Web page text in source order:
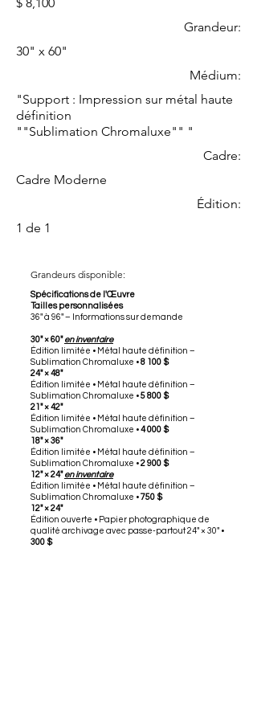
Grandeur:
30" x 60"
Médium:
"Support : Impression sur métal haute
définition
""Sublimation Chromaluxe"" "
Cadre:
Cadre Moderne
Édition:
1 de 1
Grandeurs disponible:
Spécifications de l'Œuvre
Tailles personnalisées
36" à 96" – Informations sur demande
30" × 60"en inventaire
Édition limitée • Métal haute définition –
Sublimation Chromaluxe •8 100 $
24" × 48"
Édition limitée • Métal haute définition –
Sublimation Chromaluxe •5 800 $
21" × 42"
Édition limitée • Métal haute définition –
Sublimation Chromaluxe •4 000 $
18" × 36"
Édition limitée • Métal haute définition –
Sublimation Chromaluxe •2 900 $
12" × 24"en inventaire
Édition limitée • Métal haute définition –
Sublimation Chromaluxe •750 $
12" × 24"
Édition ouverte • Papier photographique de
qualité archivage avec passe-partout 24" × 30" •
300 $